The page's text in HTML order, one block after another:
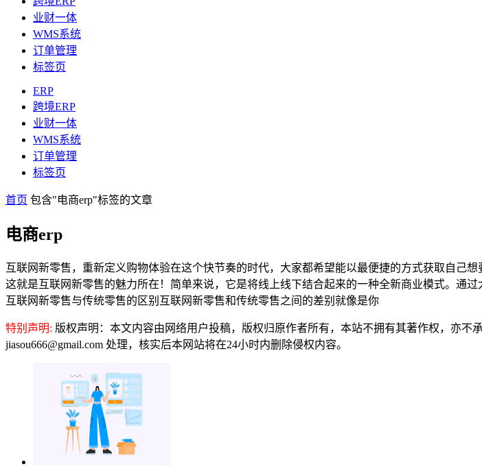
业财一体
WMS系统
订单管理
标签页
ERP
跨境ERP
业财一体
WMS系统
订单管理
标签页
首页 包含"电商erp"标签的文章
电商erp
互联网新零售，重新定义购物体验在这个快节奏的时代，大家都希望能以最便捷的方式获取自己
这就是互联网新零售的魅力所在！简单来说，它是将线上线下结合起来的一种全新商业模式。通
互联网新零售与传统零售的区别互联网新零售和传统零售之间的差别就像是你
特别声明: 版权声明：本文内容由网络用户投稿，版权归原作者所有，本站不拥有其著作权，亦不
jiasou666@gmail.com 处理，核实后本网站将在24小时内删除侵权内容。